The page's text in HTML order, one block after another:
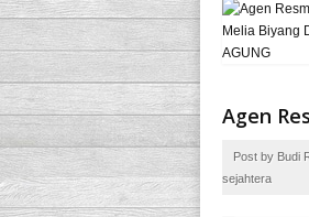
Agen
Post by Budi
sejahtera